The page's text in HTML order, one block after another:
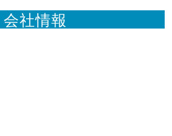
会社情報